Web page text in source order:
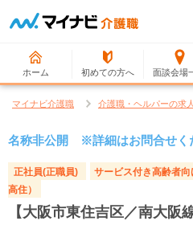
ホーム 初めての方へ 面談会場
マイナビ介護職 介護職・ヘルパーの求人
名称非公開 ※詳細はお問合せく
正社員(正職員)
サービス付き高齢者
高住）
【大阪市東住吉区／南大阪